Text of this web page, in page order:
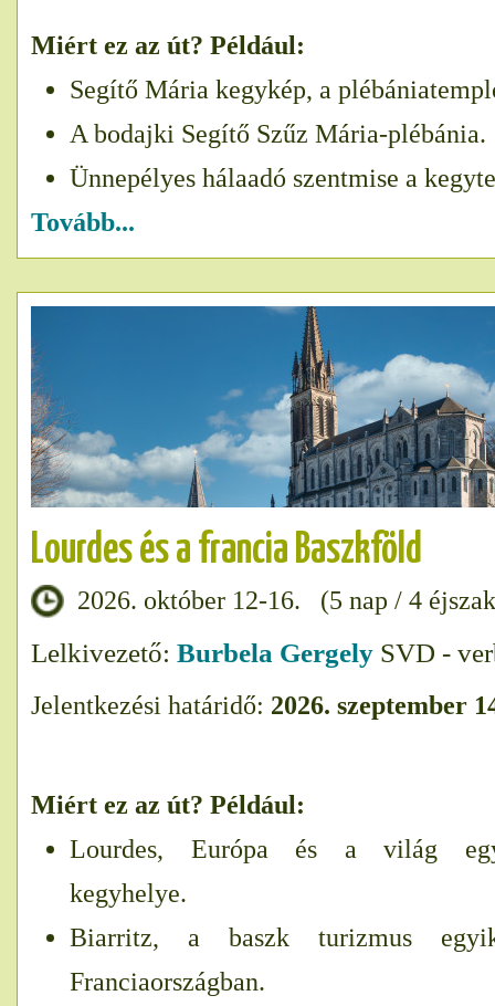
Miért ez az út? Például:
Segítő Mária kegykép, a
A bodajki Segítő Szűz Mária-plébánia.
Ünnepélyes hálaadó szentmise a
Tovább...
Lourdes és a francia Baszkföld
2026. október 12-16. (5 nap / 4
Lelkivezető: Burbela Gergely SVD -
Jelentkezési határidő: 2026. szeptember
Miért ez az út? Például:
Lourdes, Európa és a világ
kegyhelye.
Biarritz, a baszk turizmus egyik
Franciaországban.